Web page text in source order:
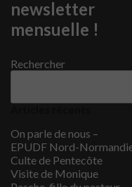
newsletter
mensuelle !
Rechercher
On parle de nous –
EPUDF Nord-
Culte de Pentecôte
Visite de Monique